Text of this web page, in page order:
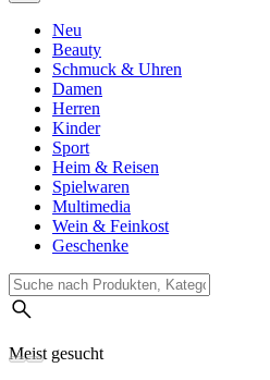
Neu
Beauty
Schmuck & Uhren
Damen
Herren
Kinder
Sport
Heim & Reisen
Spielwaren
Multimedia
Wein & Feinkost
Geschenke
Meist gesucht